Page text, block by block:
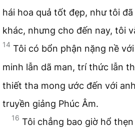
hái hoa quả tốt đẹp, như tôi
khác, nhưng cho đến nay, tôi
14 Tôi có bổn phận nặng nề
minh lẫn dã man, trí thức lẫn
thiết tha mong ước đến với
truyền giảng Phúc Âm.
16 Tôi chẳng bao giờ hổ thẹn